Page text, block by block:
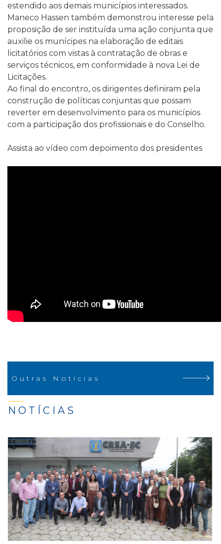
estendido aos demais municípios interessados.
Maneco Hassen também demonstrou interesse pela
proposição de ser instituída uma ação conjunta que
auxilie os munícipes na elaboração de editais
licitatórios com vistas à contratação de obras e
serviços técnicos, em conformidade à nova Lei de
Licitações.
Ao final do encontro, os dirigentes definiram pela
construção de políticas conjuntas que possam
reverter em desenvolvimento para os municípios
com a participação dos profissionais e do Conselho.
Assista ao vídeo com depoimento dos presidentes
Outras Notícias
NOTÍCIAS